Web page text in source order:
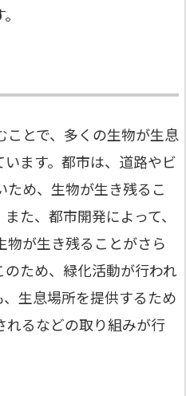
とで、多くの生物が生息
ます。都市は、道路やビ
ため、生物が生き残るこ
た、都市開発によって、
物が生き残ることがさら
ため、緑化活動が行われ
生息場所を提供するため
れるなどの取り組みが行